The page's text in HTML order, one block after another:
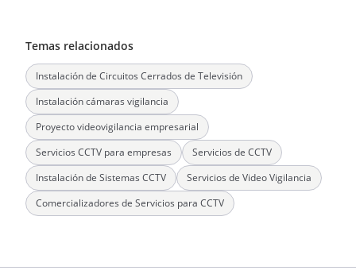
Temas relacionados
Instalación de Circuitos Cerrados de Televisión
Instalación cámaras vigilancia
Proyecto videovigilancia empresarial
Servicios CCTV para empresas
Servicios de CCTV
Instalación de Sistemas CCTV
Servicios de Video Vigilancia
Comercializadores de Servicios para CCTV